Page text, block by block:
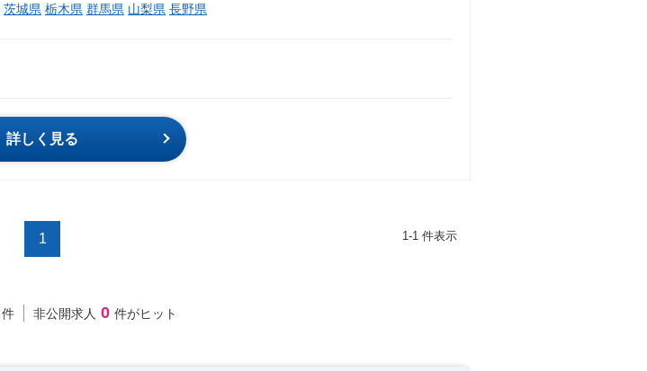
茨城県 栃木県 群馬県 山梨県 長野県
詳しく見る
1 1-1 件表示
件 非公開求人 0 件がヒット